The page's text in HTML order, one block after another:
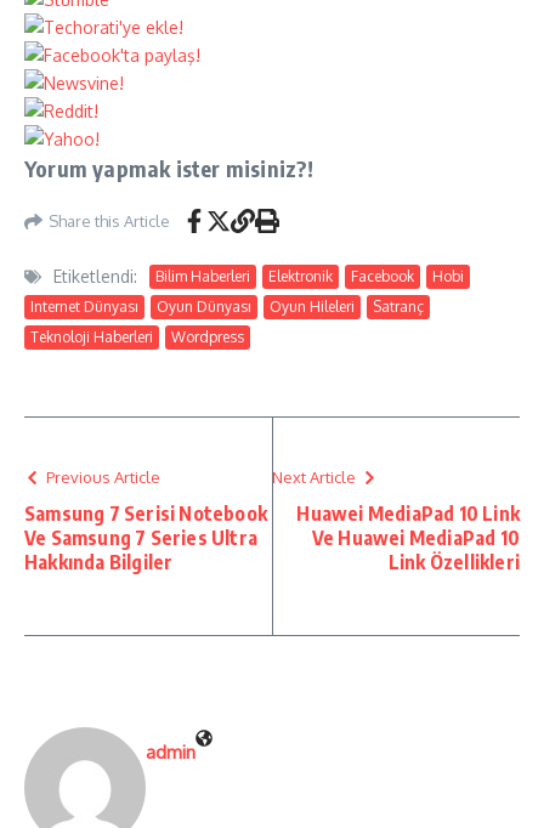
Yorum yapmak ister misiniz?!
Share this Article
Etiketlendi: Bilim Haberleri Elektronik Facebook
Hobi
Internet Dünyası
Oyun Dünyası Oyun Hileleri
Satranç
Teknoloji Haberleri
Wordpress
Previous Article
Samsung 7 Serisi Notebook
Ve Samsung 7 Series Ultra
Hakkında Bilgiler
Next Article
Huawei MediaPad 10 Link
Ve Huawei MediaPad 10
Link Özellikleri
admin